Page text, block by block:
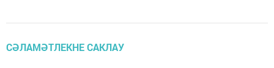
СӘЛАМӘТЛЕКНЕ САКЛАУ